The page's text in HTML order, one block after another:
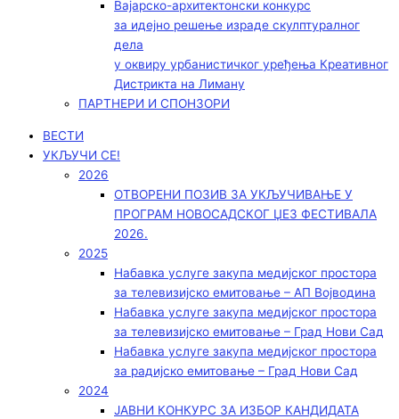
Вајарско-архитектонски конкурс
за идејно решење израде скулптуралног
дела
у оквиру урбанистичког уређења Креативног
Дистрикта на Лиману
ПАРТНЕРИ И СПОНЗОРИ
ВЕСТИ
УКЉУЧИ СЕ!
2026
ОТВОРЕНИ ПОЗИВ ЗА УКЉУЧИВАЊЕ У
ПРОГРАМ НОВОСАДСКОГ ЏЕЗ ФЕСТИВАЛА
2026.
2025
Набавка услуге закупа медијског простора
за телевизијско емитовање – АП Војводинa
Набавка услуге закупа медијског простора
за телевизијско емитовање – Град Нови Сад
Набавка услуге закупа медијског простора
за радијско емитовање – Град Нови Сад
2024
ЈАВНИ КОНКУРС ЗА ИЗБОР КАНДИДАТА